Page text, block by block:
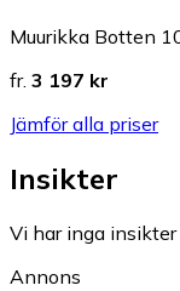
Muurikka Botten
fr. 3 197 kr
Jämför alla priser
Insikter
Vi har inga insikter
Annons